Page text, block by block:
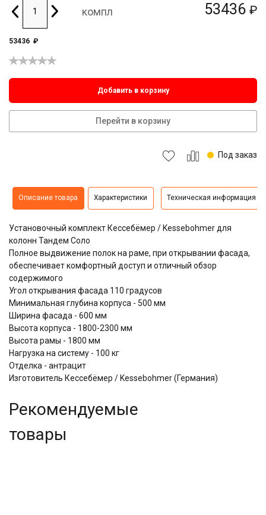
53436 ₽
компл
53436 ₽
Добавить в корзину
Перейти в корзину
Под заказ
Описание товара Характеристики Техническая информация
Установочный комплект Кессебёмер / Kessebohmer для
колонн Тандем Соло
Полное выдвижение полок на раме, при открывании фасада,
обеспечивает комфортный доступ и отличный обзор
содержимого
Угол открывания фасада 110 градусов
Минимальная глубина корпуса - 500 мм
Ширина фасада - 600 мм
Высота корпуса - 1800-2300 мм
Высота рамы - 1800 мм
Нагрузка на систему - 100 кг
Отделка - антрацит
Изготовитель Кессебёмер / Kessebohmer (Германия)
Рекомендуемые
товары